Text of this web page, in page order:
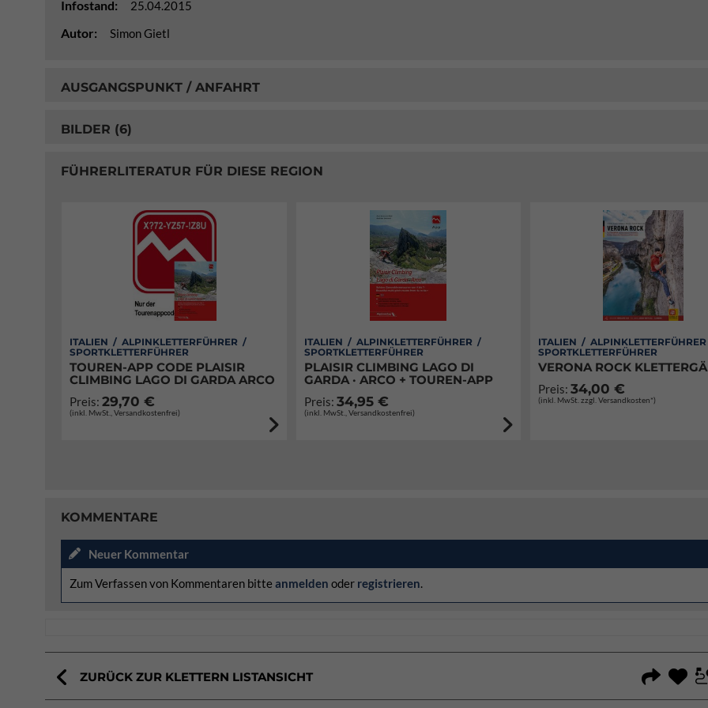
Infostand: 25.04.2015
Autor: Simon Gietl
AUSGANGSPUNKT / ANFAHRT
BILDER (6)
FÜHRERLITERATUR FÜR DIESE REGION
ITALIEN / ALPINKLETTERFÜHRER /
SPORTKLETTERFÜHRER
TOUREN-APP CODE PLAISIR
CLIMBING LAGO DI GARDA ARCO
Preis: 29,70 €
(inkl. MwSt., Versandkostenfrei)
ITALIEN / ALPINKLETTERFÜHRER /
SPORTKLETTERFÜHRER
PLAISIR CLIMBING LAGO DI
GARDA · ARCO + TOUREN-APP
Preis: 34,95 €
(inkl. MwSt., Versandkostenfrei)
ITALIEN /
SPORTKLETTERFÜHRER
VERONA ROCK
Preis:34,00 €
(inkl. MwSt. zzgl. Versandkosten*)
KOMMENTARE
Neuer Kommentar
Zum Verfassen von Kommentaren bitte anmelden oder registrieren.
ZURÜCK ZUR KLETTERN LISTANSICHT